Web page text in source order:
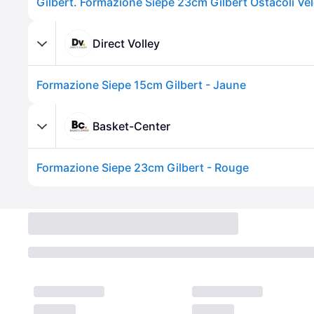
Direct Volley
Formazione Siepe 15cm Gilbert - Jaune
Basket-Center
Formazione Siepe 23cm Gilbert - Rouge